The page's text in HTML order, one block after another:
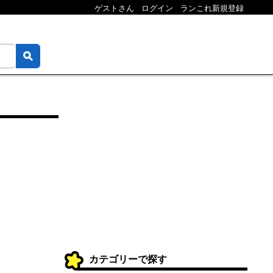
ゲストさん ログイン ランこれ新規登録
カテゴリーで探す